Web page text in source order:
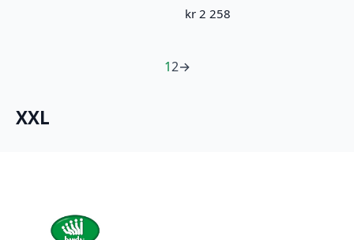
kr 2 258
12→
XXL